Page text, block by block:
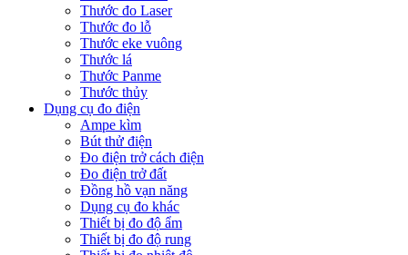
Thước đo Laser
Thước đo lỗ
Thước eke vuông
Thước lá
Thước Panme
Thước thủy
Dụng cụ đo điện
Ampe kìm
Bút thử điện
Đo điện trở cách điện
Đo điện trở đất
Đồng hồ vạn năng
Dụng cụ đo khác
Thiết bị đo độ ẩm
Thiết bị đo độ rung